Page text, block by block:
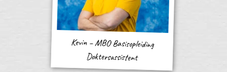
Kevin – MBO Basisopleiding
Doktersassistent